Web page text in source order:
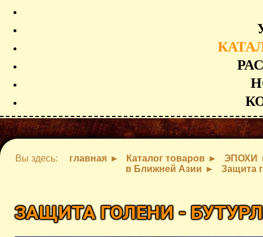
Вы здесь: главная Каталог товаров
ЭПОХИ
в Ближней Азии
Защита
ЗАЩИТА ГОЛЕНИ -